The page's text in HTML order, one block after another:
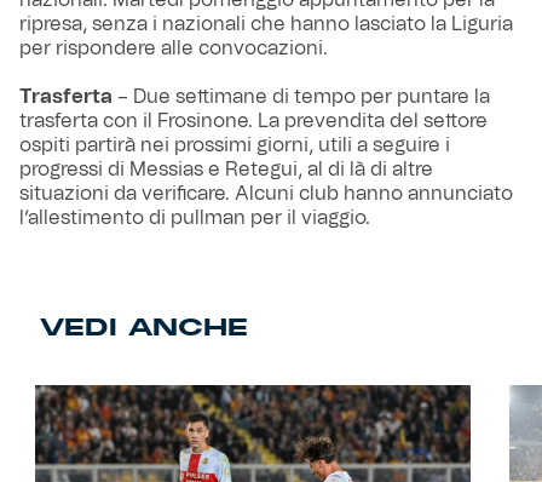
ripresa, senza i nazionali che hanno lasciato la Liguria
per rispondere alle convocazioni.
Trasferta – Due settimane di tempo per puntare la
trasferta con il Frosinone. La prevendita del settore
ospiti partirà nei prossimi giorni, utili a seguire i
progressi di Messias e Retegui, al di là di altre
situazioni da verificare. Alcuni club hanno annunciato
l’allestimento di pullman per il viaggio.
VEDI ANCHE